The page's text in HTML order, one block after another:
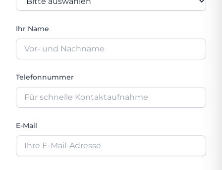
Ihr Name
Telefonnummer
E-Mail